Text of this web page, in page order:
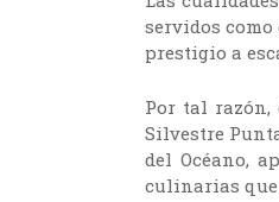
servidos
prestigio a
Por tal razón,
Silvestre
del Océano,
culinarias que